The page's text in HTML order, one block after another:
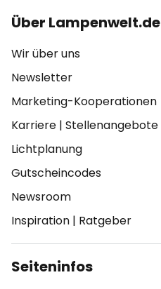
Über Lampenwelt.de
Wir über uns
Newsletter
Marketing-Kooperationen
Karriere | Stellenangebote
Lichtplanung
Gutscheincodes
Newsroom
Inspiration | Ratgeber
Seiteninfos